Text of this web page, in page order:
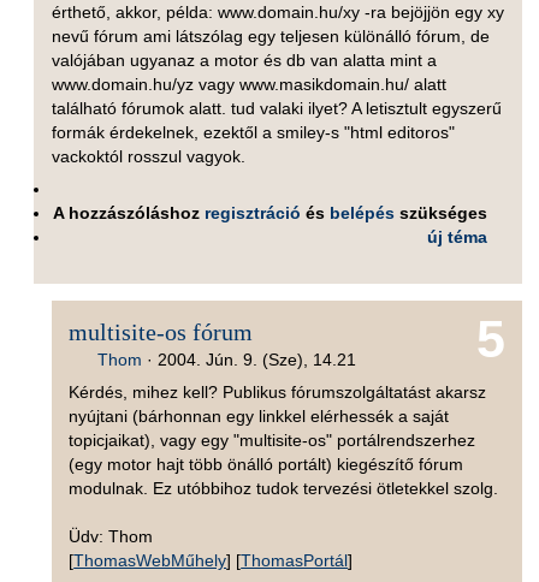
érthető, akkor, példa: www.domain.hu/xy -ra bejöjjön egy xy
nevű fórum ami látszólag egy teljesen különálló fórum, de
valójában ugyanaz a motor és db van alatta mint a
www.domain.hu/yz vagy www.masikdomain.hu/ alatt
található fórumok alatt. tud valaki ilyet? A letisztult egyszerű
formák érdekelnek, ezektől a smiley-s "html editoros"
vackoktól rosszul vagyok.
A hozzászóláshoz regisztráció és belépés szükséges
új téma
5
multisite-os fórum
Thom · 2004. Jún. 9. (Sze), 14.21
Kérdés, mihez kell? Publikus fórumszolgáltatást akarsz
nyújtani (bárhonnan egy linkkel elérhessék a saját
topicjaikat), vagy egy "multisite-os" portálrendszerhez
(egy motor hajt több önálló portált) kiegészítő fórum
modulnak. Ez utóbbihoz tudok tervezési ötletekkel szolg.
Üdv: Thom
[ThomasWebMűhely] [ThomasPortál]